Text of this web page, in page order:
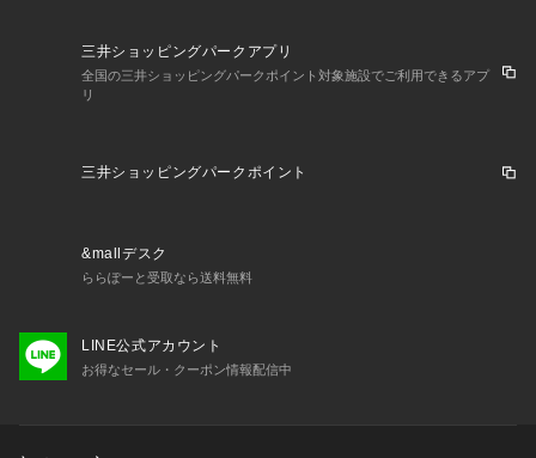
三井ショッピングパークアプリ
全国の三井ショッピングパークポイント対象施設でご利用できるアプ
リ
三井ショッピングパークポイント
&mallデスク
ららぽーと受取なら送料無料
LINE公式アカウント
お得なセール・クーポン情報配信中